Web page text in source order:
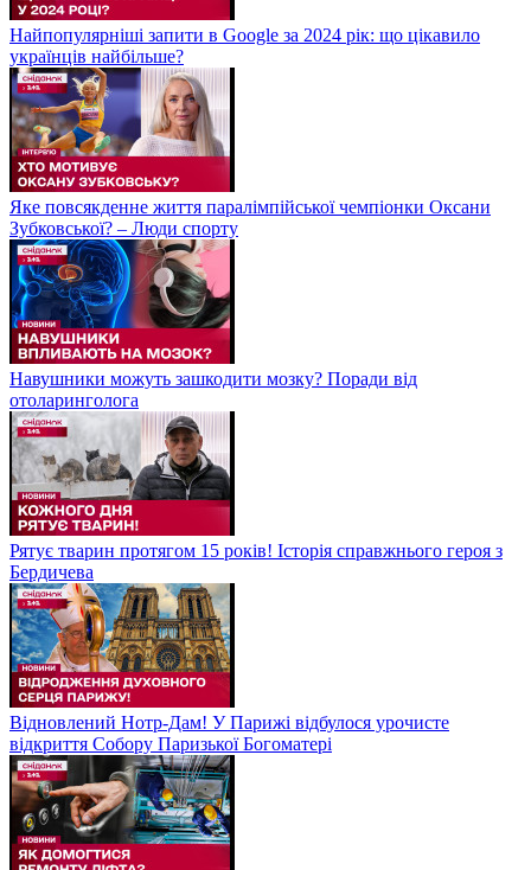
Найпопулярніші запити в Google за 2024 рік: що цікавило
українців найбільше?
Яке повсякденне життя паралімпійської чемпіонки Оксани
Зубковської? – Люди спорту
Навушники можуть зашкодити мозку? Поради від
отоларинголога
Рятує тварин протягом 15 років! Історія справжнього героя з
Бердичева
Відновлений Нотр-Дам! У Парижі відбулося урочисте
відкриття Собору Паризької Богоматері